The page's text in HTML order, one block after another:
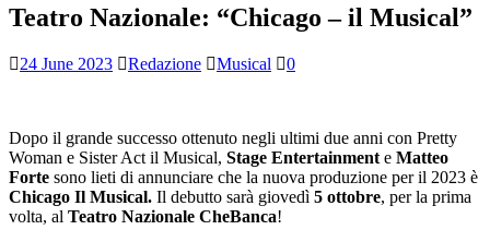
Teatro Nazionale: “Chicago – il Musical”
24 June 2023 Redazione Musical 0
Dopo il grande successo ottenuto negli ultimi due anni con Pretty
Woman e Sister Act il Musical, Stage Entertainment e Matteo
Forte sono lieti di annunciare che la nuova produzione per il 2023 è
Chicago Il Musical. Il debutto sarà giovedì 5 ottobre, per la prima
volta, al Teatro Nazionale CheBanca!